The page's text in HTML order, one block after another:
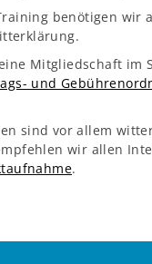
benötigen wir
Mitgliedschaft im
und
sind vor allem
wir allen
.